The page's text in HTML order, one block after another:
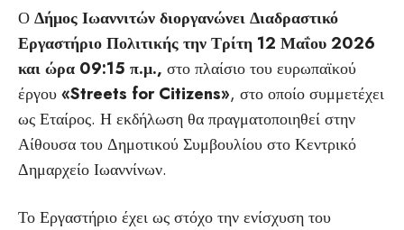
ΟΔήμος Ιωαννιτώνδιοργανώνει Διαδραστικό
Εργαστήριο Πολιτικής την Τρίτη 12 Μαΐου 2026
και ώρα 09:15 π.μ., στο πλαίσιο του ευρωπαϊκού
έργου«Streets for Citizens», στο οποίο συμμετέχει
ως Εταίρος. Η εκδήλωση θα πραγματοποιηθεί στην
Αίθουσα του Δημοτικού Συμβουλίου στο Κεντρικό
Δημαρχείο Ιωαννίνων.
Το Εργαστήριο έχει ως στόχο την ενίσχυση του